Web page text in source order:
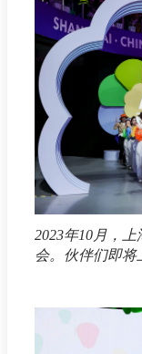
2023年10月，
会。伙伴们即将